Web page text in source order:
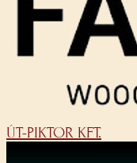
ÚT-PIKTOR KFT.